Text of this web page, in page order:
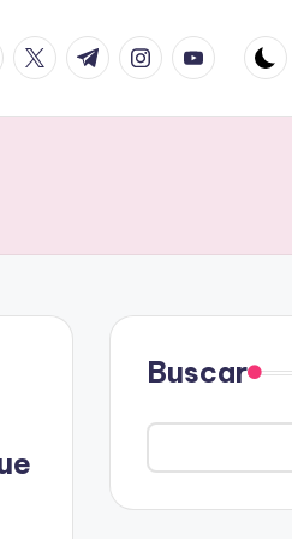
twitter.com
t.me instagram.com
youtube.com
Buscar